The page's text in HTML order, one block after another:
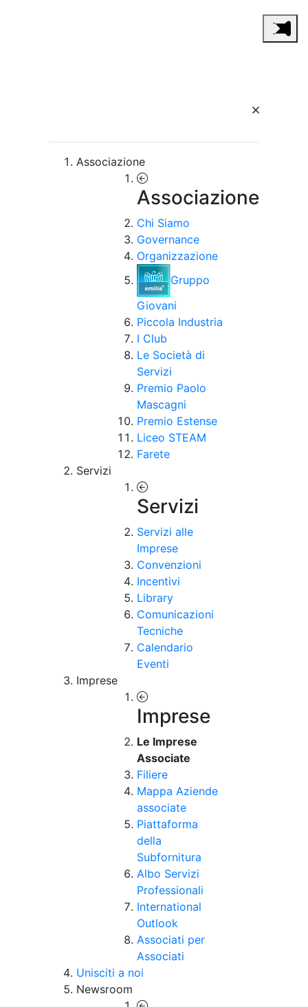
Associazione
Associazione
Chi Siamo
Governance
Organizzazione
Gruppo
Giovani
Piccola Industria
I Club
Le Società di
Servizi
Premio Paolo
Mascagni
Premio Estense
Liceo STEAM
Farete
Servizi
Servizi
Servizi alle
Imprese
Convenzioni
Incentivi
Library
Comunicazioni
Tecniche
Calendario
Eventi
Imprese
Imprese
Le Imprese
Associate
Filiere
Mappa Aziende
associate
Piattaforma
della
Subfornitura
Albo Servizi
Professionali
International
Outlook
Associati per
Associati
Unisciti a noi
Newsroom